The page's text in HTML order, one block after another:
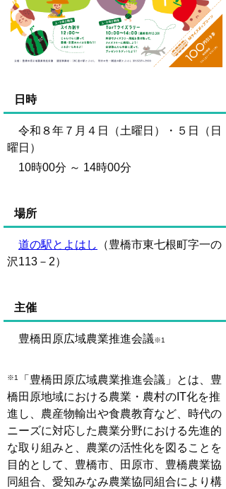
日時
令和８年７月４日（土曜日）・５日（日
曜日）
10時00分 ～ 14時00分
場所
道の駅とよはし
（豊橋市東七根町字一の
沢113－2）
主催
豊橋田原広域農業推進会議※1
※1 「豊橋田原広域農業推進会議」とは、 豊
橋田原地域における農業・農村のIT化を推
進し、農産物輸出や食農教育など、時代の
ニーズに対応した農業分野における先進的
な取り組みと、農業の活性化を図ることを
目的として、豊橋市、田原市、 豊橋農業協
同組合、愛知みなみ農業協同組合により構